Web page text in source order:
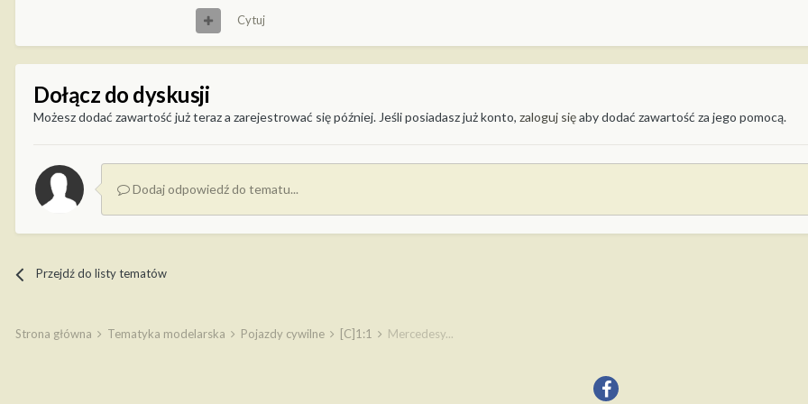
Cytuj
Dołącz do dyskusji
Możesz dodać zawartość już teraz a zarejestrować się później. Jeśli posiadasz już konto, zaloguj sięaby dodać zawartość za jego pomocą.
Dodaj odpowiedź do tematu...
Przejdź do listy tematów
Strona główna Tematyka modelarska Pojazdy cywilne [C]1:1 Mercedesy...